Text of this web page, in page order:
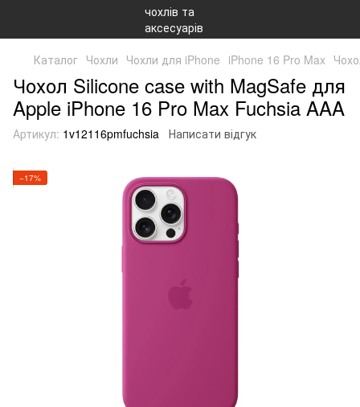
Каталог Чохли Чохли для iPhone iPhone 16 Pro Max
Чохол Silicone case with MagSafe для
Apple iPhone 16 Pro Max Fuchsia AAA
Артикул: 1v12116pmfuchsia Написати відгук
−17%